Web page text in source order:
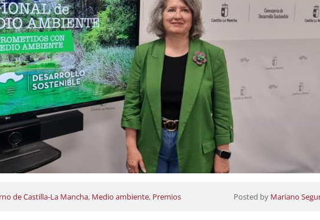
Posted by Mariano
de Castilla-La Mancha, Medio ambiente, Premios